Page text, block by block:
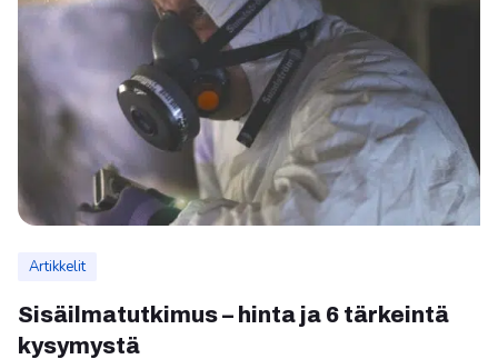
Artikkelit
Sisäilmatutkimus – hinta ja 6 tärkeintä
kysymystä